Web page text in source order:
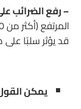
– رفع الضرائب
قد يؤثر سلبًا على
يمكن